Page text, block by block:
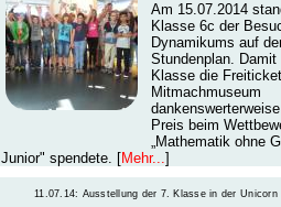
Am 15.07.2014
Klasse 6c der
Dynamikums auf
Stundenplan.
Klasse die
Mitmachmuseum
Preis beim
„Mathematik ohne
Junior" spendete. [Mehr...]
11.07.14: Ausstellung der 7. Klasse in der Unicorn